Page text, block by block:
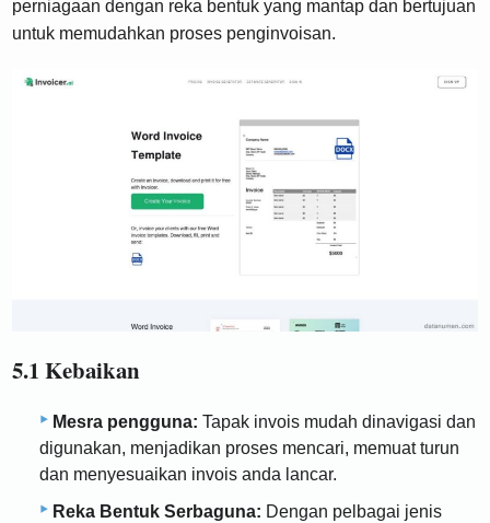
perniagaan dengan reka bentuk yang mantap dan bertujuan
untuk memudahkan proses penginvoisan.
5.1 Kebaikan
Mesra pengguna: Tapak invois mudah dinavigasi dan
digunakan, menjadikan proses mencari, memuat turun
dan menyesuaikan invois anda lancar.
Reka Bentuk Serbaguna: Dengan pelbagai jenis